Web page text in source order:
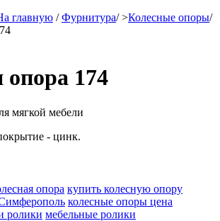
главную / Фурнитура/>Колесные опоры/
опора 174
мягкой мебели
- цинк.
опора купить колесную опору
колесные опоры цена
ролики мебельные ролики